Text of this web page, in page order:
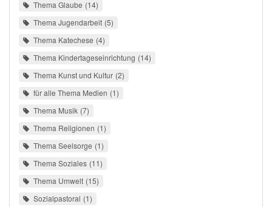
Thema Glaube 14
Thema Jugendarbeit 5
Thema Katechese 4
Thema Kindertageseinrichtung 14
Thema Kunst und Kultur 2
für alle Thema Medien 1
Thema Musik 7
Thema Religionen 1
Thema Seelsorge 1
Thema Soziales 11
Thema Umwelt 15
Sozialpastoral 1